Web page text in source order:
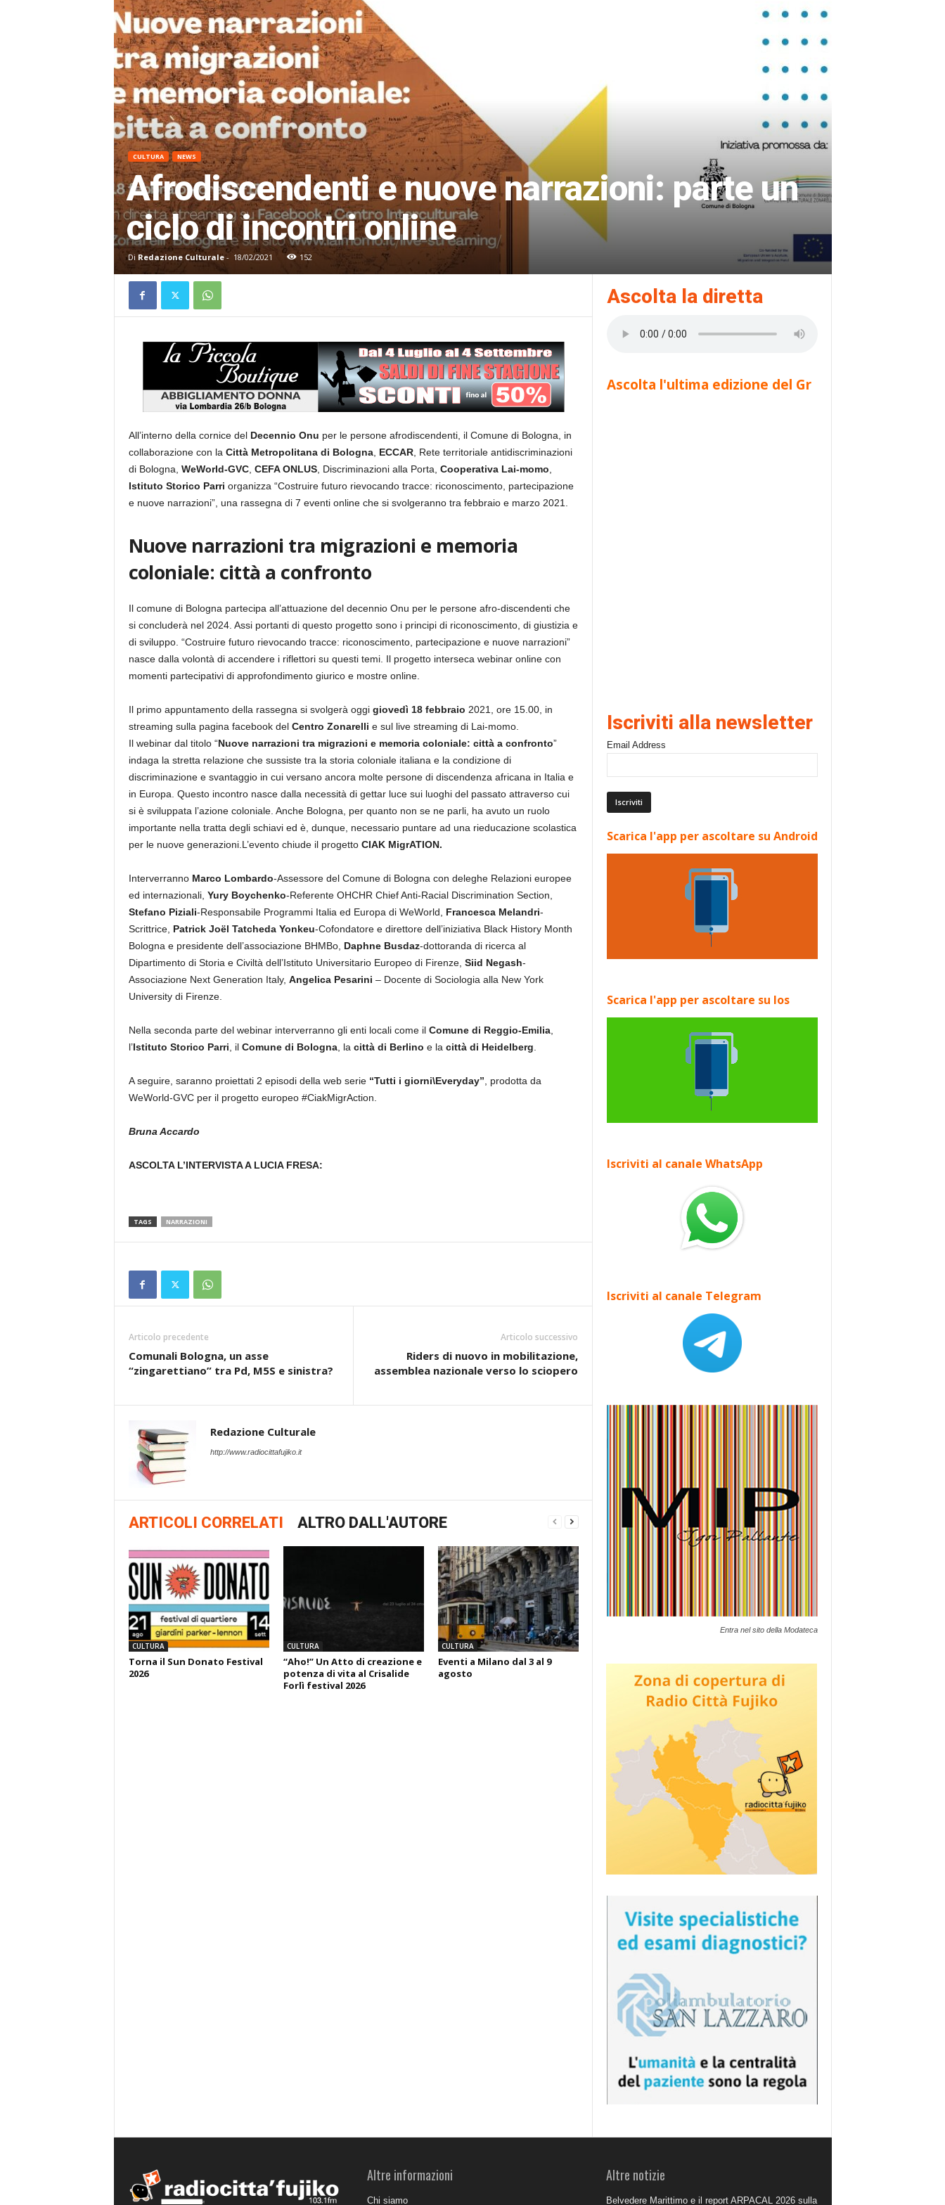
CULTURA NEWS
Afrodiscendenti e nuove narrazioni: parte un
ciclo di incontri online
Di Redazione Culturale- 18/02/2021 152
All’interno della cornice del Decennio Onu per le persone afrodiscendenti, il Comune di Bologna, in
collaborazione con la Città Metropolitana di Bologna, ECCAR, Rete territoriale antidiscriminazioni
di Bologna, WeWorld-GVC, CEFA ONLUS, Discriminazioni alla Porta, Cooperativa Lai-momo
Istituto Storico Parri organizza “Costruire futuro rievocando tracce: riconoscimento, partecipazione
e nuove narrazioni”, una rassegna di 7 eventi online che si svolgeranno tra febbraio e marzo 2021.
Nuove narrazioni tra migrazioni e memoria
coloniale: città a confronto
Il comune di Bologna partecipa all’attuazione del decennio Onu per le persone afro-discendenti che
si concluderà nel 2024. Assi portanti di questo progetto sono i principi di riconoscimento, di giustizia e
di sviluppo. “Costruire futuro rievocando tracce: riconoscimento, partecipazione e nuove narrazioni”
nasce dalla volontà di accendere i riflettori su questi temi. Il progetto interseca webinar online con
momenti partecipativi di approfondimento giurico e mostre online.
Il primo appuntamento della rassegna si svolgerà oggi giovedì 18 febbraio 2021, ore 15.00, in
streaming sulla pagina facebook del Centro Zonarelli e sul live streaming di Lai-momo.
Il webinar dal titolo “Nuove narrazioni tra migrazioni e memoria coloniale: città a confronto”
indaga la stretta relazione che sussiste tra la storia coloniale italiana e la condizione di
discriminazione e svantaggio in cui versano ancora molte persone di discendenza africana in Italia e
in Europa. Questo incontro nasce dalla necessità di gettar luce sui luoghi del passato attraverso cui
si è sviluppata l’azione coloniale. Anche Bologna, per quanto non se ne parli, ha avuto un ruolo
importante nella tratta degli schiavi ed è, dunque, necessario puntare ad una rieducazione scolastica
per le nuove generazioni.L’evento chiude il progetto CIAK MigrATION.
Interverranno Marco Lombardo-Assessore del Comune di Bologna con deleghe Relazioni europee
ed internazionali, Yury Boychenko-Referente OHCHR Chief Anti-Racial Discrimination Section,
Stefano Piziali-Responsabile Programmi Italia ed Europa di WeWorld, Francesca Melandri-
Scrittrice, Patrick Joël Tatcheda Yonkeu-Cofondatore e direttore dell’iniziativa Black History Month
Bologna e presidente dell’associazione BHMBo, Daphne Busdaz-dottoranda di ricerca al
Dipartimento di Storia e Civiltà dell’Istituto Universitario Europeo di Firenze, Siid Negash-
Associazione Next Generation Italy, Angelica Pesarini – Docente di Sociologia alla New York
University di Firenze.
Nella seconda parte del webinar interverranno gli enti locali come il Comune di Reggio-Emilia,
l’Istituto Storico Parri , il Comune di Bologna, la città di Berlino e la città di Heidelberg
A seguire, saranno proiettati 2 episodi della web serie “Tutti i giorni\Everyday” , prodotta da
WeWorld-GVC per il progetto europeo #CiakMigrAction.
Bruna Accardo
ASCOLTA L’INTERVISTA A LUCIA FRESA:
TAGS NARRAZIONI
Articolo precedente
Comunali Bologna, un asse
“zingarettiano” tra Pd, M5S e sinistra?
Articolo successivo
Riders di nuovo in mobilitazione,
assemblea nazionale verso lo sciopero
Redazione Culturale
http://www.radiocittafujiko.it
ARTICOLI CORRELATI ALTRO DALL'AUTORE
CULTURA
Torna il Sun Donato Festival
2026
CULTURA
“Aho!” Un Atto di creazione e
potenza di vita al Crisalide
Forlì festival 2026
CULTURA
Eventi a Milano dal 3 al 9
agosto
Ascolta la diretta
Ascolta l'ultima edizione del Gr
Iscriviti alla newsletter
Email Address
Scarica l'app per ascoltare su Android
Scarica l'app per ascoltare su Ios
Iscriviti al canale WhatsApp
Iscriviti al canale Telegram
Entra nel sito della Modateca
Altre informazioni
Chi siamo
Altre notizie
Belvedere Marittimo e il report ARPACAL 2026 sulla